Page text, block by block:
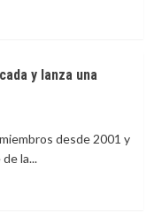
y lanza una
desde 2001 y
la...